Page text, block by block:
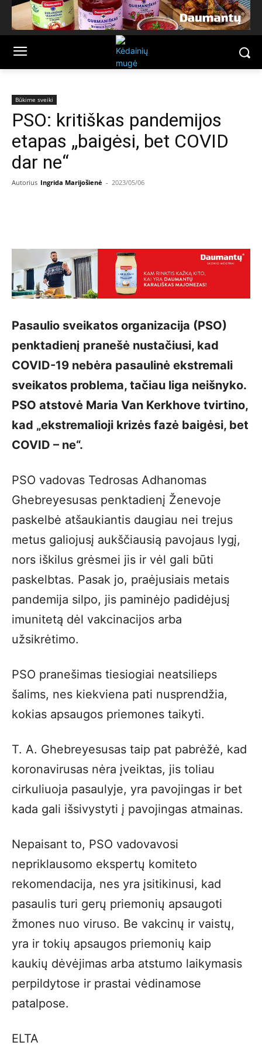
Būkime sveiki
PSO: kritiškas pandemijos
etapas „baigėsi, bet COVID
dar ne“
Autorius Ingrida Marijošienė - 2023/05/06
Pasaulio sveikatos organizacija (PSO)
penktadienį pranešė nustačiusi, kad
COVID-19 nebėra pasaulinė ekstremali
sveikatos problema, tačiau liga neišnyko.
PSO atstovė Maria Van Kerkhove tvirtino,
kad „ekstremalioji krizės fazė baigėsi, bet
COVID – ne“.
PSO vadovas Tedrosas Adhanomas
Ghebreyesusas penktadienį Ženevoje
paskelbė atšaukiantis daugiau nei trejus
metus galiojusį aukščiausią pavojaus lygį,
nors iškilus grėsmei jis ir vėl gali būti
paskelbtas. Pasak jo, praėjusiais metais
pandemija silpo, jis paminėjo padidėjusį
imunitetą dėl vakcinacijos arba
užsikrėtimo.
PSO pranešimas tiesiogiai neatsilieps
šalims, nes kiekviena pati nusprendžia,
kokias apsaugos priemones taikyti.
T. A. Ghebreyesusas taip pat pabrėžė, kad
koronavirusas nėra įveiktas, jis toliau
cirkuliuoja pasaulyje, yra pavojingas ir bet
kada gali išsivystyti į pavojingas atmainas.
Nepaisant to, PSO vadovavosi
nepriklausomo ekspertų komiteto
rekomendacija, nes yra įsitikinusi, kad
pasaulis turi gerų priemonių apsaugoti
žmones nuo viruso. Be vakcinų ir vaistų,
yra ir tokių apsaugos priemonių kaip
kaukių dėvėjimas arba atstumo laikymasis
perpildytose ir prastai vėdinamose
patalpose.
ELTA